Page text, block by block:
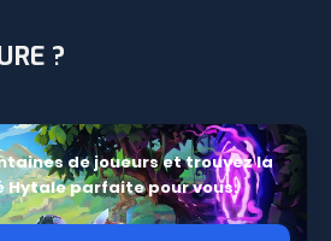
?
de joueurs et trouvez la
Hytale parfaite pour vous.